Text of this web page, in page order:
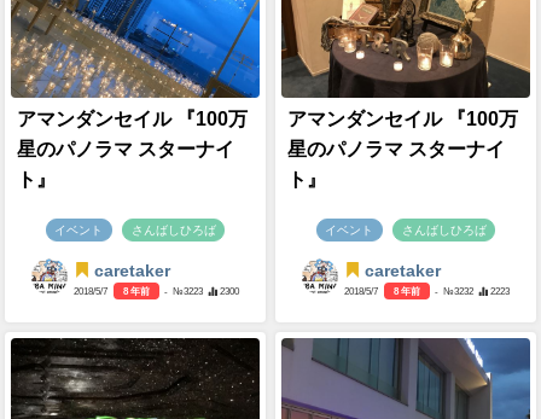
アマンダンセイル 『100万
星のパノラマ スターナイ
ト』
イベント さんばしひろば
caretaker
2018/5/7 8 年前 - №3223 2300
アマンダンセイル 『100万
星のパノラマ スターナイ
ト』
イベント さんばしひろば
caretaker
2018/5/7 8 年前 - №3232 2223